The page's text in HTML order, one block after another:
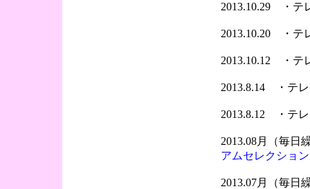
2013.10.29 ・テ
2013.10.20 ・テ
2013.10.12 ・テ
2013.8.14 ・テ
2013.8.12 ・テ
2013.08月（毎
アムセレクショ
2013.07月（毎